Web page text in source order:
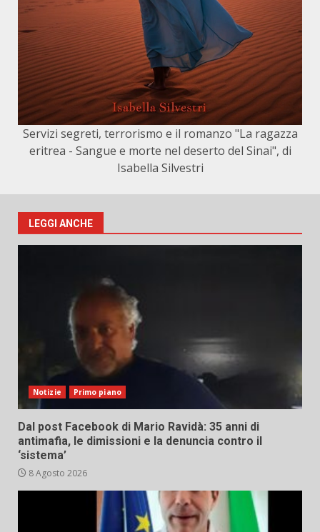
Servizi segreti, terrorismo e il romanzo "La ragazza
eritrea - Sangue e morte nel deserto del Sinai", di
Isabella Silvestri
LEGGI ANCHE
Notizie Primo piano
Dal post Facebook di Mario Ravidà: 35 anni di
antimafia, le dimissioni e la denuncia contro il
‘sistema’
8 Agosto 2026